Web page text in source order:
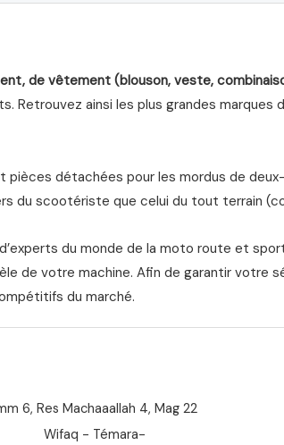
de vêtement (blouson, veste,
ainsi les plus grandes marques
détachées pour les mordus de
du scootériste que celui du tout terrain
du monde de la moto route et
de votre machine. Afin de garantir
du marché.
6, Res Machaaallah 4, Mag 22
Wifaq - Témara-